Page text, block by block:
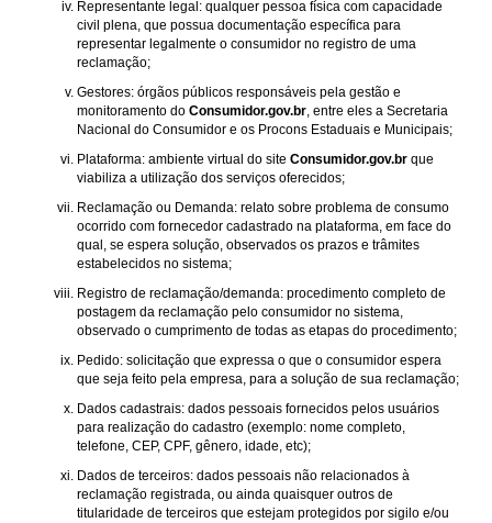
Representante legal: qualquer pessoa física com capacidade
civil plena, que possua documentação específica para
representar legalmente o consumidor no registro de uma
reclamação;
Gestores: órgãos públicos responsáveis pela gestão e
monitoramento do Consumidor.gov.br, entre eles a Secretaria
Nacional do Consumidor e os Procons Estaduais e Municipais;
Plataforma: ambiente virtual do site Consumidor.gov.br que
viabiliza a utilização dos serviços oferecidos;
Reclamação ou Demanda: relato sobre problema de consumo
ocorrido com fornecedor cadastrado na plataforma, em face do
qual, se espera solução, observados os prazos e trâmites
estabelecidos no sistema;
Registro de reclamação/demanda: procedimento completo de
postagem da reclamação pelo consumidor no sistema,
observado o cumprimento de todas as etapas do procedimento;
Pedido: solicitação que expressa o que o consumidor espera
que seja feito pela empresa, para a solução de sua reclamação;
Dados cadastrais: dados pessoais fornecidos pelos usuários
para realização do cadastro (exemplo: nome completo,
telefone, CEP, CPF, gênero, idade, etc);
Dados de terceiros: dados pessoais não relacionados à
reclamação registrada, ou ainda quaisquer outros de
titularidade de terceiros que estejam protegidos por sigilo e/ou